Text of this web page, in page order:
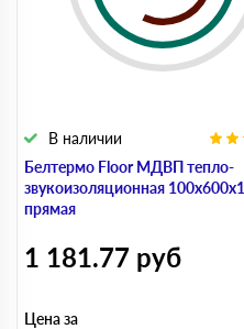
Белтермо Floor МДВП тепло-
звукоизоляционная
прямая
В наличии
1 181.77 руб
Цена за